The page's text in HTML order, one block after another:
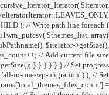
$iterator as $item ) { if (
$iterator-
$iterator->getMTime() ) ) ) {
Ai1wm_Status::info( __(
total